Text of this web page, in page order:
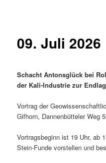
09. Juli 2026
Schacht Antonsglück bei
der Kali-Industrie zur
Vortrag der
Gifhorn, Dannenbütteler Weg
Vortragsbeginn ist 19 Uhr, ab
Stein-Funde vorstellen und